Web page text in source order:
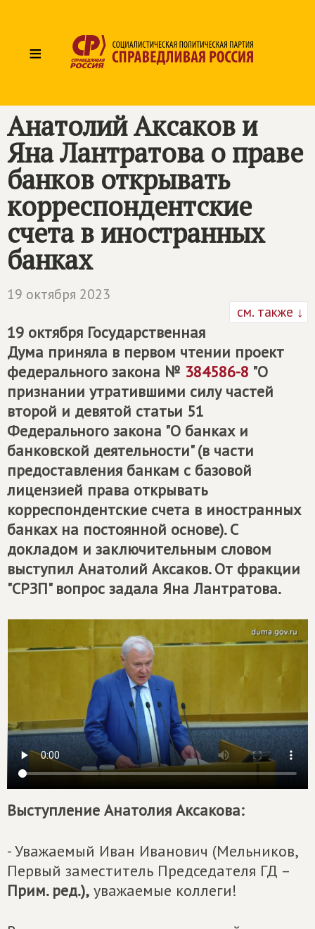
≡
Анатолий Аксаков и
Яна Лантратова о праве
банков открывать
корреспондентские
счета в иностранных
банках
19 октября 2023
см. также ↓
19 октября Государственная
Дума приняла в первом чтении проект
федерального закона № 384586-8 "О
признании утратившими силу частей
второй и девятой статьи 51
Федерального закона "О банках и
банковской деятельности" (в части
предоставления банкам с базовой
лицензией права открывать
корреспондентские счета в иностранных
банках на постоянной основе). С
докладом и заключительным словом
выступил Анатолий Аксаков. От фракции
"СРЗП" вопрос задала Яна Лантратова.
Выступление Анатолия Аксакова:
- Уважаемый Иван Иванович (Мельников,
Первый заместитель Председателя ГД –
Прим. ред.), уважаемые коллеги!